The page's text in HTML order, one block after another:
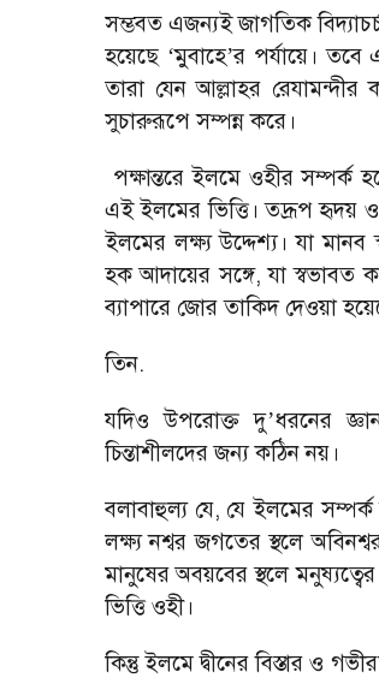
সম্ভবত এজন্যই জাগতিক
হয়েছে ‘মুবাহে’র পর্যায়ে। তবে
তারা যেন আল্লাহর রেযামন্দীর
সুচারুরূপে সম্পন্ন করে।
পক্ষান্তরে ইলমে ওহীর সম্পর্ক
এই ইলমের ভিত্তি। তদ্রূপ হৃদয় ও
ইলমের লক্ষ্য উদ্দেশ্য। যা
হক আদায়ের সঙ্গে, যা স্বভাবত
ব্যাপারে জোর তাকিদ দেওয়া
তিন.
যদিও উপরোক্ত দু’ধরনের
চিন্তাশীলদের জন্য কঠিন নয়।
বলাবাহুল্য যে, যে ইলমের সম্পর্ক
লক্ষ্য নশ্বর জগতের স্থলে
মানুষের অবয়বের স্থলে
ভিত্তি ওহী।
কিন্তু ইলমে দ্বীনের বিস্তার ও